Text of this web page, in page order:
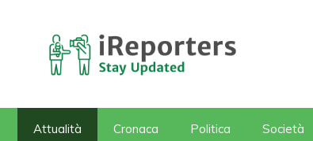
contenuto
Attualità Cronaca Politica Società